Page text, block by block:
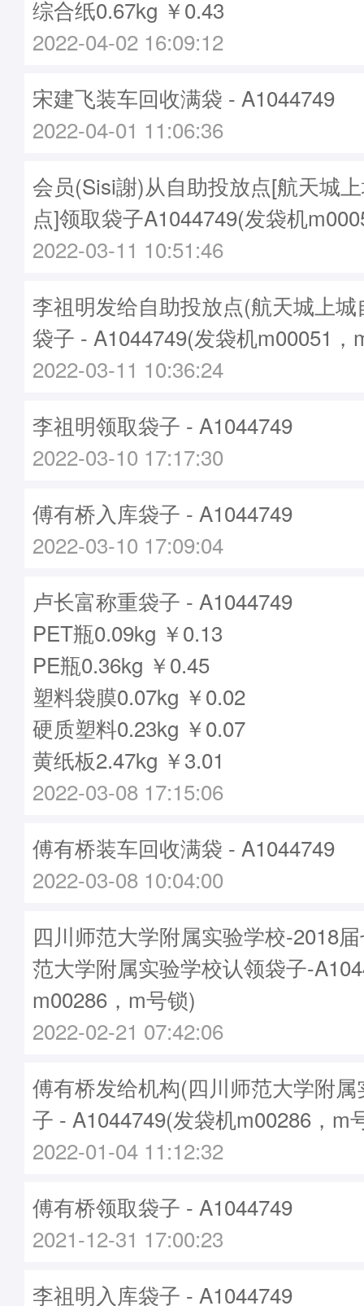
综合纸0.67kg ￥0.43
2022-04-02 16:09:12
宋建飞装车回收满袋 - A1044749
2022-04-01 11:06:36
会员(Sisi謝)从自助投放点[航天城
点]领取袋子A1044749(发袋机
2022-03-11 10:51:46
李祖明发给自助投放点(航天城上
袋子 - A1044749(发袋机m00051，
2022-03-11 10:36:24
李祖明领取袋子 - A1044749
2022-03-10 17:17:30
傅有桥入库袋子 - A1044749
2022-03-10 17:09:04
卢长富称重袋子 - A1044749
PET瓶0.09kg ￥0.13
PE瓶0.36kg ￥0.45
塑料袋膜0.07kg ￥0.02
硬质塑料0.23kg ￥0.07
黄纸板2.47kg ￥3.01
2022-03-08 17:15:06
傅有桥装车回收满袋 - A1044749
2022-03-08 10:04:00
四川师范大学附属实验学校-2018
范大学附属实验学校认领袋子-
m00286，m号锁)
2022-02-21 07:42:06
傅有桥发给机构(四川师范大学附
子 - A1044749(发袋机m00286，m
2022-01-04 11:12:32
傅有桥领取袋子 - A1044749
2021-12-31 17:00:23
李祖明入库袋子 - A1044749